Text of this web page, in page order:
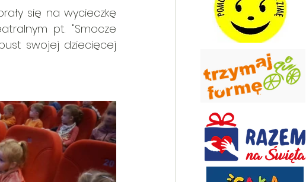
się na wycieczkę
pt. "Smocze
swojej dziecięcej